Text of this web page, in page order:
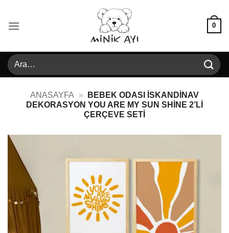
0
Ara:
ANASAYFA »
BEBEK ODASI İSKANDINAV
DEKORASYON YOU ARE MY SUN SHINE 2’LI
ÇERÇEVE SETI